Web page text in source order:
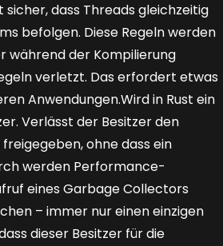
dass Threads gleichzeitig
befolgen. Diese Regeln werden
während der Kompilierung
verletzt. Das erfordert etwas
Anwendungen.Wird in Rust ein
Verlässt der Besitzer den
ohne dass ein
werden Performance-
eines Garbage Collectors
– immer nur einen einzigen
dieser Besitzer für die